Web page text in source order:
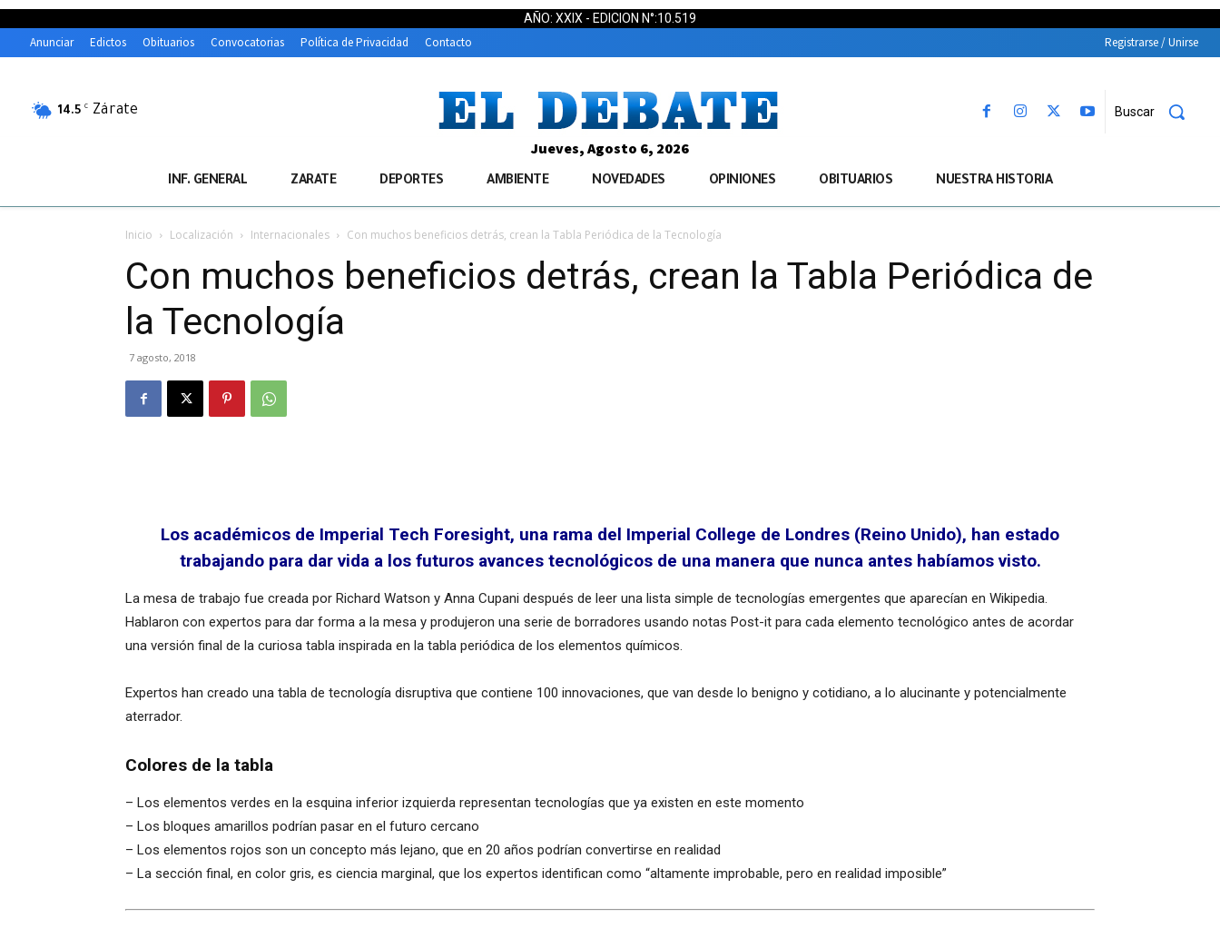
AÑO: XXIX - EDICION N°:10.519
Anunciar Edictos Obituarios Convocatorias Política de Privacidad Contacto Registrarse / Unirse
14.5 C Zárate Buscar
Jueves, Agosto 6, 2026
INF. GENERAL ZARATE DEPORTES AMBIENTE NOVEDADES OPINIONES OBITUARIOS NUESTRA HISTORIA
Inicio Localización Internacionales Con muchos beneficios detrás, crean la Tabla Periódica de la Tecnología
Con muchos beneficios detrás, crean la Tabla Periódica de
la Tecnología
7 agosto, 2018
Los académicos de Imperial Tech Foresight, una rama del Imperial College de Londres (Reino Unido), han estado
trabajando para dar vida a los futuros avances tecnológicos de una manera que nunca antes habíamos visto.
La mesa de trabajo fue creada por Richard Watson y Anna Cupani después de leer una lista simple de tecnologías emergentes que aparecían en Wikipedia.
Hablaron con expertos para dar forma a la mesa y produjeron una serie de borradores usando notas Post-it para cada elemento tecnológico antes de acordar
una versión final de la curiosa tabla inspirada en la tabla periódica de los elementos químicos.
Expertos han creado una tabla de tecnología disruptiva que contiene 100 innovaciones, que van desde lo benigno y cotidiano, a lo alucinante y potencialmente
aterrador.
Colores de la tabla
– Los elementos verdes en la esquina inferior izquierda representan tecnologías que ya existen en este momento
– Los bloques amarillos podrían pasar en el futuro cercano
– Los elementos rojos son un concepto más lejano, que en 20 años podrían convertirse en realidad
– La sección final, en color gris, es ciencia marginal, que los expertos identifican como “altamente improbable, pero en realidad imposible”